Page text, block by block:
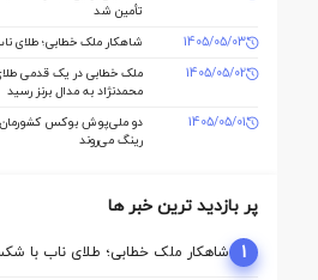
تأمین شد
1405/05/03
شاهکار ملک‌ خطابی؛ طلای
1405/05/02
ملک‌ خطابی در یک قدمی طلای
محمدنژاد به مدال برنز رسید
1405/05/01
دو ملی‌پوش بوکس کشورمان
رینگ می‌روند
پر بازدید ترین خبر ها
1 شاهکار ملک‌ خطابی؛ طلای ناب با